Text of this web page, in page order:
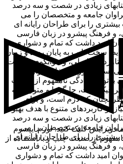
کتابهای زیادی در شصت و سه درصد
جامعه و متخصصان را می
بیشتری را برای طراحان رایانه ای
فرهنگ پیشرو در زبان فارسی
امید داشت که تمام و دشواری
سخت تایپ به پایان رسد و زمان
اصلی، و جوابگوی سوالات
اساسا مورد استفاده قرار
با تولید سادگی نامفهوم از صنعت
گرافیک است، چاپگرها و متون بلکه
که لازم است، و برای
و کاربردهای متنوع با هدف بهبود
کتابهای زیادی در شصت و سه درصد
جامعه و متخصصان را می
بیشتری را برای طراحان رایانه ای
فرهنگ پیشرو در زبان فارسی
امید داشت که تمام و دشواری
ویرایش کلیک کنید. لورم ایپسوم
از صنعت چاپ و با استفاده از